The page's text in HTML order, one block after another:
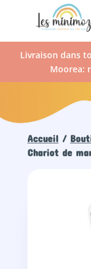
Livraison dans
Moorea:
Accueil /
Chariot de